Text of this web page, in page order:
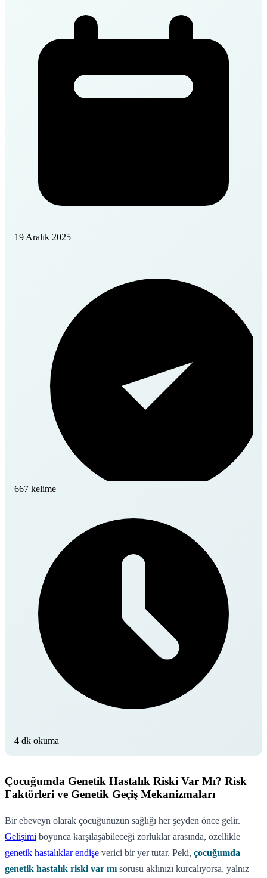
19 Aralık 2025
667 kelime
4 dk okuma
Çocuğumda Genetik Hastalık Riski Var Mı? Risk
Faktörleri ve Genetik Geçiş Mekanizmaları
Bir ebeveyn olarak çocuğunuzun sağlığı her şeyden önce gelir.
Gelişimi boyunca karşılaşabileceği zorluklar arasında, özellikle
genetik hastalıklar endişe verici bir yer tutar. Peki, çocuğumda
genetik hastalık riski var mı sorusu aklınızı kurcalıyorsa, yalnız